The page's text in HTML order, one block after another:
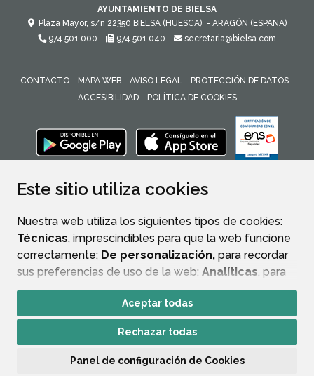
Este sitio utiliza cookies
Nuestra web utiliza los siguientes tipos de cookies:
Técnicas, imprescindibles para que la web funcione
correctamente; De personalización, para recordar
sus preferencias de uso de la web; Analíticas, para
mejorar el funcionamiento de la web y sus servicios.
Si acepta pulsando el botón“Aceptar todas”
consideramos que acepta su uso. Si pulsa el botón
ninguna acción, se guardarán las cookies técnicas
Aceptar todas
Rechazar todas
Panel de configuración de Cookies
AYUNTAMIENTO DE BIELSA
Plaza Mayor, s/n 22350 BIELSA (HUESCA) - ARAGÓN (ESPAÑA)
974 501 000
974 501 040 secretaria@bielsa.com
CONTACTO MAPA WEB AVISO LEGAL
PROTECCIÓN DE DATOS
ACCESIBILIDAD
POLÍTICA DE COOKIES